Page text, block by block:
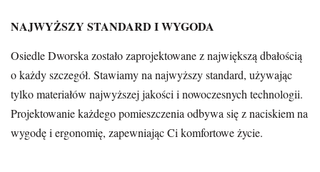
NAJWYŻSZY STANDARD I WYGODA
Osiedle Dworska zostało zaprojektowane z największą dbałością
o każdy szczegół. Stawiamy na najwyższy standard, używając
tylko materiałów najwyższej jakości i nowoczesnych technologii.
Projektowanie każdego pomieszczenia odbywa się z naciskiem na
wygodę i ergonomię, zapewniając Ci komfortowe życie.